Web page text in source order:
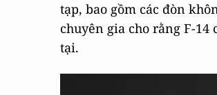
tạp, bao gồm các đòn
chuyên gia cho rằng F-
tại.